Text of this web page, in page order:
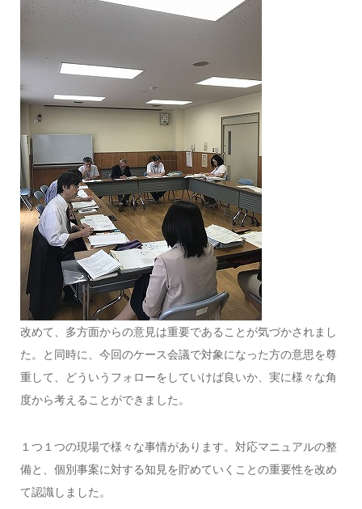
改めて、多方面からの意見は重要であることが気づかされまし
た。と同時に、今回のケース会議で対象になった方の意思を尊
重して、どういうフォローをしていけば良いか、実に様々な角
度から考えることができました。
１つ１つの現場で様々な事情があります。対応マニュアルの整
備と、個別事案に対する知見を貯めていくことの重要性を改め
て認識しました。